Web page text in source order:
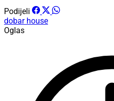
Podijeli
dobar house
Oglas